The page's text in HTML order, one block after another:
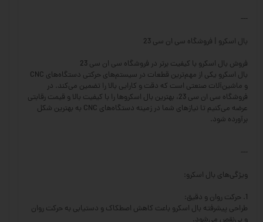
---
بال اسکرو | فروشگاه سی ان سی 23
فروش بال اسکرو با کیفیت برتر در فروشگاه سی ان سی 23
بال اسکرو یکی از مهم‌ترین قطعات در سیستم‌های حرکتی دستگاه‌های CNC
و ماشین‌آلات صنعتی است که دقت و کارایی بالا را تضمین می‌کند. در
فروشگاه سی ان سی 23، بهترین بال اسکروها را با کیفیت بالا و قیمت رقابتی
عرضه می‌کنیم تا نیازهای شما در زمینه دستگاه‌های CNC به بهترین شکل
برآورده شود.
---
ویژگی‌های بال اسکرو:
1. حرکت روان و دقیق:
طراحی پیشرفته بال اسکرو باعث کاهش اصطکاک و دستیابی به حرکت روان